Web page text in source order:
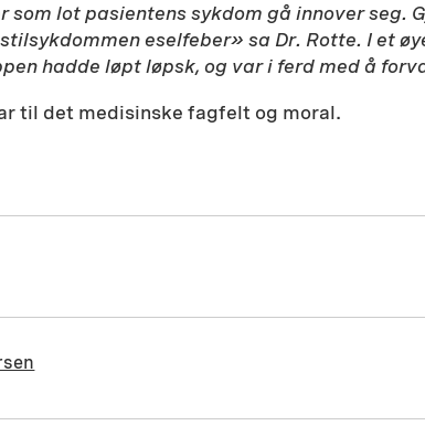
lot pasientens sykdom gå innover
eselfeber» sa Dr. Rotte. I et
hadde løpt løpsk, og var i ferd med å
til det medisinske fagfelt og moral.